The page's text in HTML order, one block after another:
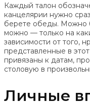
Каждый талон
канцелярии нужно
берете обеды. Можно
можно — только на
зависимости от того,
представленные в
привязаны к датам,
столовую в
Личные